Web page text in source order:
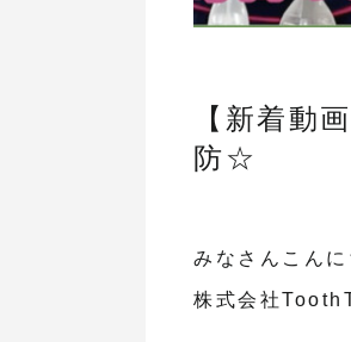
【新着動
防☆
みなさんこんに
株式会社